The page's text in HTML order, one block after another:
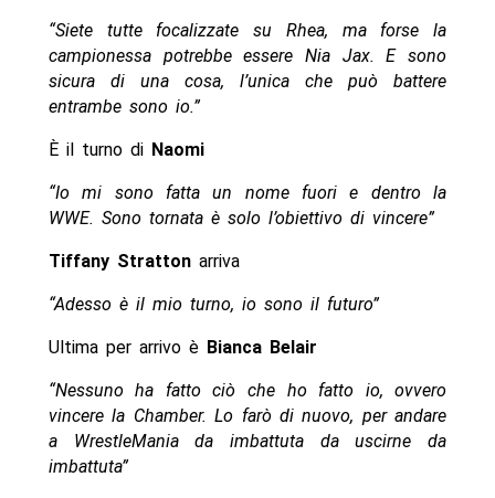
“Siete tutte focalizzate su Rhea, ma forse la
campionessa potrebbe essere Nia Jax. E sono
sicura di una cosa, l’unica che può battere
entrambe sono io.”
È il turno di Naomi
“Io mi sono fatta un nome fuori e dentro la
WWE. Sono tornata è solo l’obiettivo di vincere”
Tiffany Strattonarriva
“Adesso è il mio turno, io sono il futuro”
Ultima per arrivo è Bianca Belair
“Nessuno ha fatto ciò che ho fatto io, ovvero
vincere la Chamber. Lo farò di nuovo, per andare
a WrestleMania da imbattuta da uscirne da
imbattuta”